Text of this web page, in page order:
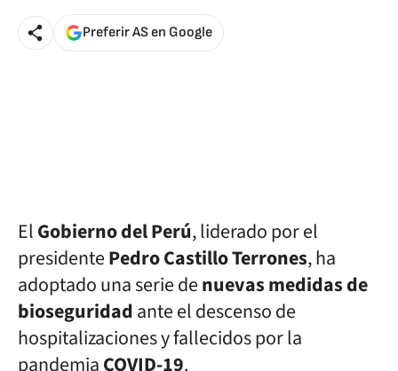
Preferir AS en Google
ElGobierno del Perú, liderado por el
presidentePedro Castillo Terrones, ha
adoptado una serie denuevas medidas de
bioseguridadante el descenso de
hospitalizaciones y fallecidos por la
pandemiaCOVID-19.